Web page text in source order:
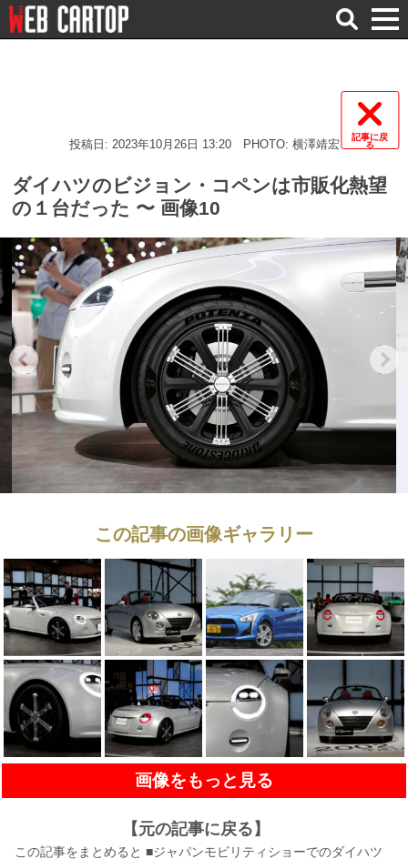
検
索
記事に戻
る
投稿日: 2023年10月26日 13:20 PHOTO: 横澤靖宏
ダイハツのビジョン・コペンは市販化熱望
の１台だった 〜 画像10
この記事の画像ギャラリー
画像をもっと見る
【元の記事に戻る】
この記事をまとめると ■ジャパンモビリティショーでのダイハツ